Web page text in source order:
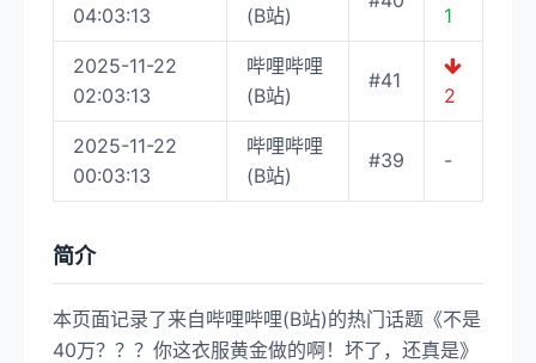
04:03:13
(B站)
1
2025-11-22
02:03:13
哔哩哔哩
(B站)
#41
2
2025-11-22
00:03:13
哔哩哔哩
(B站)
#39 -
简介
本页面记录了来自哔哩哔哩(B站)的热门话题《不是
40万？？？你这衣服黄金做的啊！坏了，还真是》